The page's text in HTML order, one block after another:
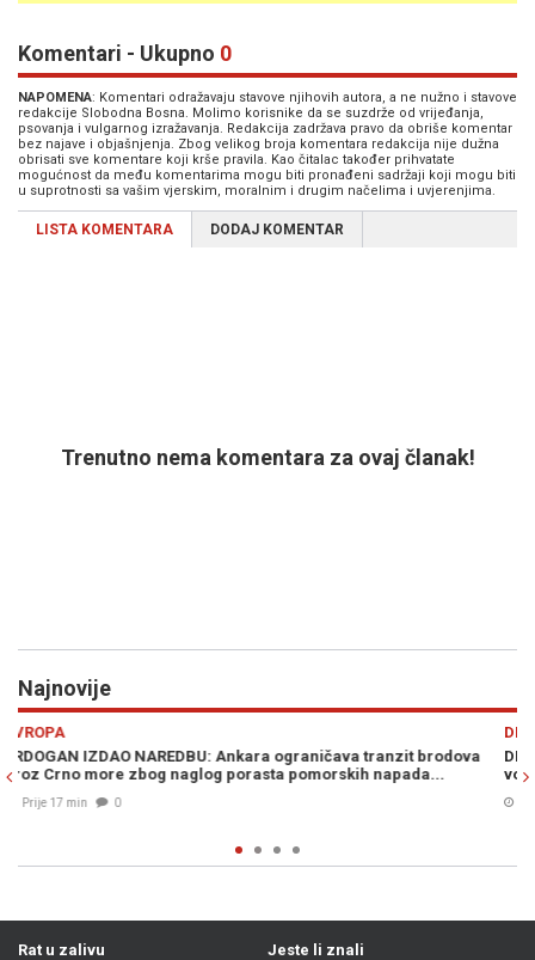
Komentari - Ukupno 0
NAPOMENA: Komentari odražavaju stavove njihovih autora, a ne nužno i stavove
redakcije Slobodna Bosna. Molimo korisnike da se suzdrže od vrijeđanja,
psovanja i vulgarnog izražavanja. Redakcija zadržava pravo da obriše komentar
bez najave i objašnjenja. Zbog velikog broja komentara redakcija nije dužna
obrisati sve komentare koji krše pravila. Kao čitalac također prihvatate
mogućnost da među komentarima mogu biti pronađeni sadržaji koji mogu biti
u suprotnosti sa vašim vjerskim, moralnim i drugim načelima i uvjerenjima.
LISTA KOMENTARA DODAJ KOMENTAR
Trenutno nema komentara za ovaj članak!
Najnovije
DRUŠTVO
DRAMA U CENTRU MOSTARA: Obrušio se dio Alajbegovića kuće,
vozila zatrpana...
Prije 26 min
Rat u zalivu
Jeste li znali